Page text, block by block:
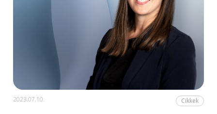
2023.07.10. Cikkek